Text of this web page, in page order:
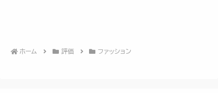
ホーム 評価 ファッション